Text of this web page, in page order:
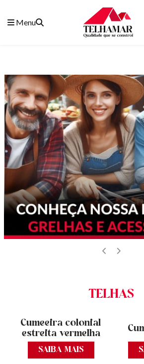
Menu
TELHAS
Cumeeira colonial
estreita vermelha
SAIBA MAIS